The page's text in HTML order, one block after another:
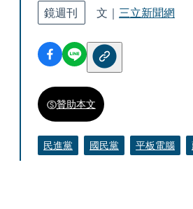
鏡週刊 文｜ 三立新聞網
贊助本文
民進黨 國民黨 平板電腦